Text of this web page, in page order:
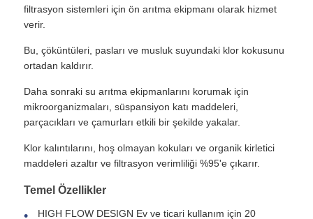
Konut RO Membran
Su Filtresi Bağlantı Ek Parçaları
Endüstriyel RO Membranı
RO membran muhafazası
filtrasyon sistemleri için ön arıtma ekipmanı olarak hizmet
verir.
Bu, çöküntüleri, pasları ve musluk suyundaki klor kokusunu
ortadan kaldırır.
Daha sonraki su arıtma ekipmanlarını korumak için
mikroorganizmaları, süspansiyon katı maddeleri,
parçacıkları ve çamurları etkili bir şekilde yakalar.
Klor kalıntılarını, hoş olmayan kokuları ve organik kirletici
maddeleri azaltır ve filtrasyon verimliliği %95'e çıkarır.
Temel Özellikler
HIGH FLOW DESIGN Ev ve ticari kullanım için 20